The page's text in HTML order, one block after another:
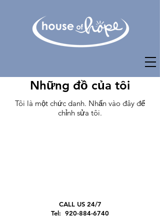
Những đồ của tôi
Tôi là một chức danh. Nhấn vào đây để
chỉnh sửa tôi.
CALL US 24/7
Tel: 920-884-6740